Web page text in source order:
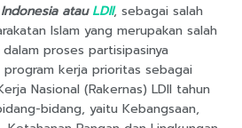
atauLDII, sebagai salah
Islam yang merupakan salah
proses partisipasinya
kerja prioritas sebagai
Nasional (Rakernas) LDII tahun
bidang, yaitu Kebangsaan,